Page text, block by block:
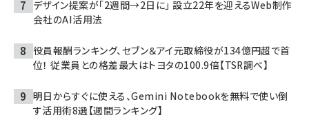
デザイン提案が「2週間→2日に」 設立22年を迎えるWeb制作
会社のAI活用法
役員報酬ランキング、セブン＆アイ元取締役が134億円超で首
位！ 従業員との格差最大はトヨタの100.9倍【TSR調べ】
明日からすぐに使える、Gemini Notebookを無料で使い倒
す活用術8選【週間ランキング】